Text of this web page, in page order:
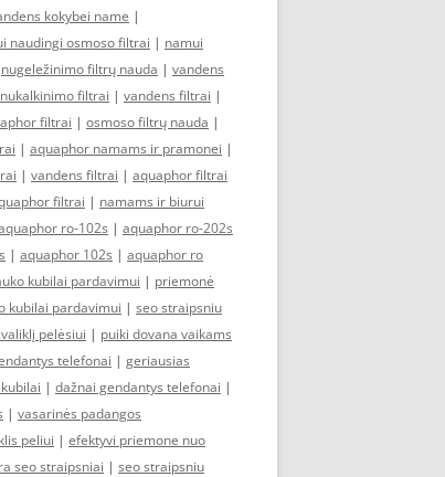
kokybei name |
naudingi osmoso filtrai | namui
nugeležinimo filtrų nauda | vandens
filtrai | vandens filtrai |
filtrai | osmoso filtrų nauda |
| aquaphor namams ir pramonei |
| vandens filtrai | aquaphor filtrai
filtrai | namams ir biurui
ro-102s | aquaphor ro-202s
| aquaphor 102s | aquaphor ro
kubilai pardavimui | priemonė
kubilai pardavimui | seo straipsniu
pelėsiui | puiki dovana vaikams
telefonai | geriausias
| dažnai gendantys telefonai |
| vasarinės padangos
peliui | efektyvi priemone nuo
seo straipsniai | seo straipsniu